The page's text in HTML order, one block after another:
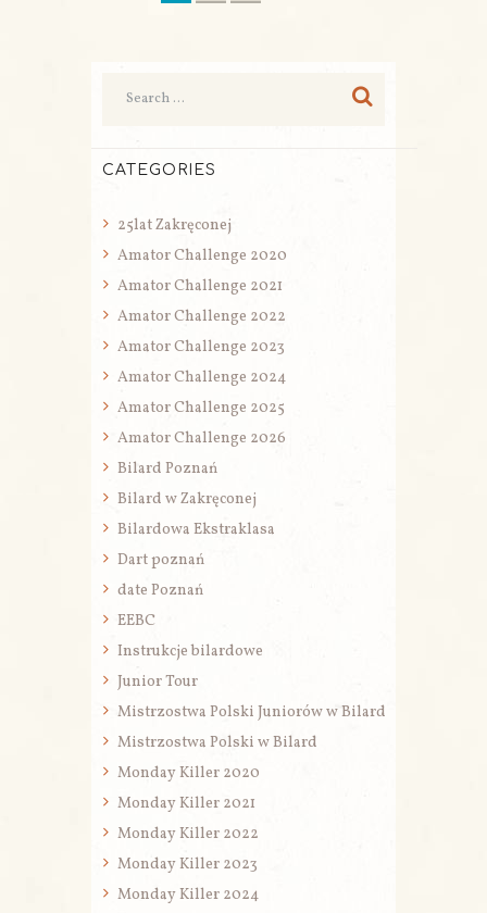
CATEGORIES
25lat Zakręconej
Amator Challenge 2020
Amator Challenge 2021
Amator Challenge 2022
Amator Challenge 2023
Amator Challenge 2024
Amator Challenge 2025
Amator Challenge 2026
Bilard Poznań
Bilard w Zakręconej
Bilardowa Ekstraklasa
Dart poznań
date Poznań
EEBC
Instrukcje bilardowe
Junior Tour
Mistrzostwa Polski Juniorów w Bilard
Mistrzostwa Polski w Bilard
Monday Killer 2020
Monday Killer 2021
Monday Killer 2022
Monday Killer 2023
Monday Killer 2024